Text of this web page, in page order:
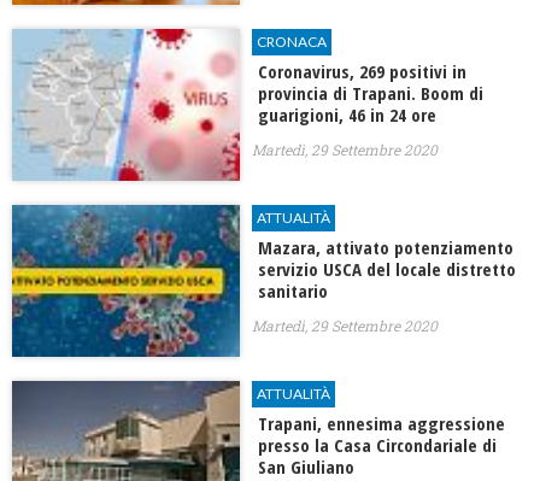
CRONACA
Coronavirus, 269 positivi in
provincia di Trapani. Boom di
guarigioni, 46 in 24 ore
Martedì, 29 Settembre 2020
ATTUALITÀ
Mazara, attivato potenziamento
servizio USCA del locale distretto
sanitario
Martedì, 29 Settembre 2020
ATTUALITÀ
Trapani, ennesima aggressione
presso la Casa Circondariale di
San Giuliano